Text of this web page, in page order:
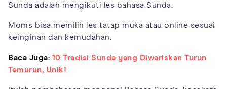
Sunda adalah mengikuti les bahasa Sunda.
Moms bisa memilih les tatap muka atau online sesuai
keinginan dan kemudahan.
Baca Juga: 10 Tradisi Sunda yang Diwariskan Turun
Temurun, Unik!